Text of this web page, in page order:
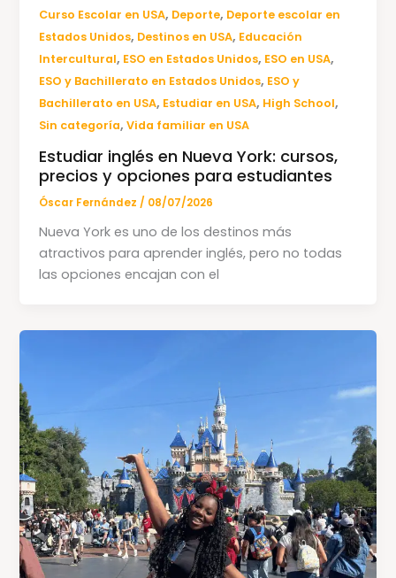
Curso Escolar en USA, Deporte, Deporte escolar en
Estados Unidos, Destinos en USA, Educación
Intercultural, ESO en Estados Unidos, ESO en USA,
ESO y Bachillerato en Estados Unidos, ESO y
Bachillerato en USA, Estudiar en USA, High School,
Sin categoría,Vida familiar en USA
Estudiar inglés en Nueva York: cursos,
precios y opciones para estudiantes
Óscar Fernández / 08/07/2026
Nueva York es uno de los destinos más
atractivos para aprender inglés, pero no todas
las opciones encajan con el